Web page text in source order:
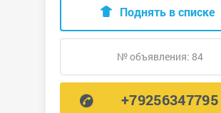
Поднять в списке
№ объявления: 84
+79256347795